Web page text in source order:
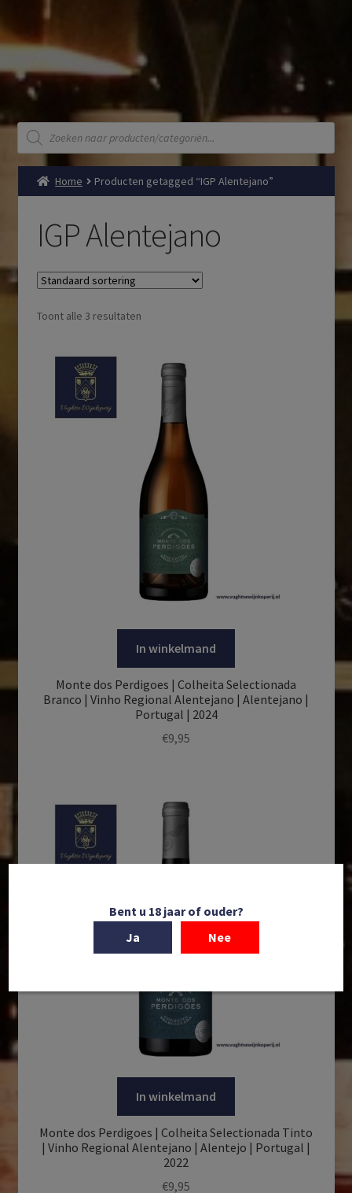
Producten
zoeken
Home Producten getagged “IGP Alentejano”
IGP Alentejano
Toont alle 3 resultaten
In winkelmand
Monte dos Perdigoes | Colheita Selectionada
Branco | Vinho Regional Alentejano | Alentejano |
Portugal | 2024
€9,95
In winkelmand
Monte dos Perdigoes | Colheita Selectionada Tinto
| Vinho Regional Alentejano | Alentejo | Portugal |
2022
€9,95
Bent u 18 jaar of ouder?
Ja
Nee